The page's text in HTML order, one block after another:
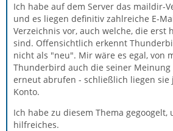
Ich habe auf dem Server das maildir-
und es liegen definitiv zahlreiche E-
Verzeichnis vor, auch welche, die erst
sind. Offensichtlich erkennt
nicht als "neu". Mir wäre es egal, von
Thunderbird auch die seiner Meinung
erneut abrufen - schließlich liegen sie
Konto.
Ich habe zu diesem Thema
hilfreiches.